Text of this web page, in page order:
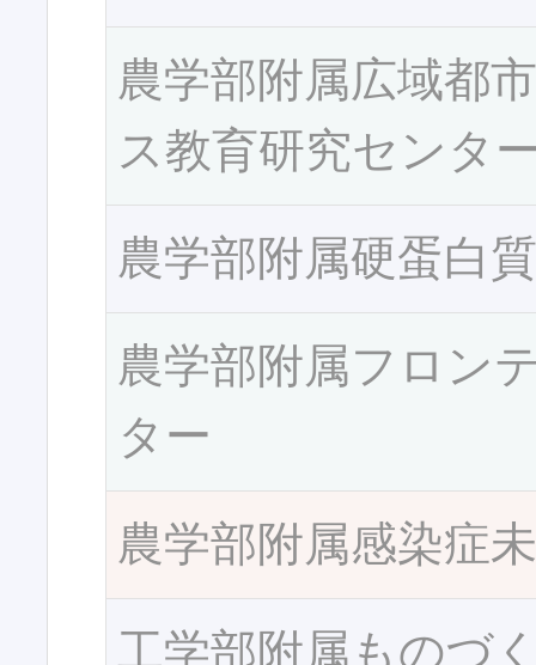
農学部附属広域都
ス教育研究センタ
農学部附属硬蛋白
農学部附属フロン
ター
農学部附属感染症
工学部附属ものづ